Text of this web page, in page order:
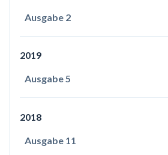
Ausgabe 2
2019
Ausgabe 5
2018
Ausgabe 11